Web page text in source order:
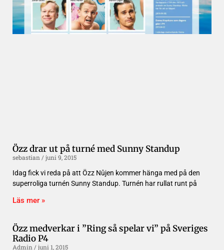
Özz drar ut på turné med Sunny Standup
sebastian
juni 9, 2015
Idag fick vi reda på att Özz Nûjen kommer hänga med på den
superroliga turnén Sunny Standup. Turnén har rullat runt på
Läs mer »
Özz medverkar i ”Ring så spelar vi” på Sveriges
Radio P4
Admin
juni 1, 2015